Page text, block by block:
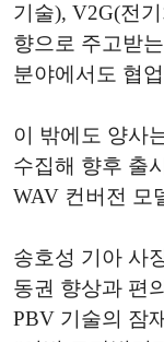
기술), V2G(전
향으로 주고받
분야에서도 협
이 밖에도 양사
수집해 향후 출
WAV 컨버전 모
송호성 기아 사
동권 향상과 편
PBV 기술의 잠